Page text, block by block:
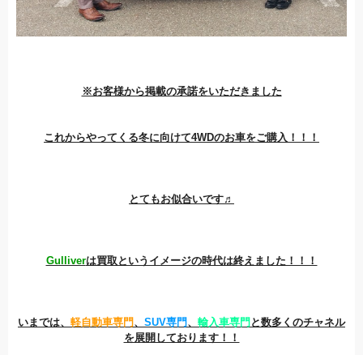
※お客様から掲載の承諾をいただきました
これからやってくる冬に向けて4WDのお車をご購入！！！
とてもお似合いです♬
Gulliverは買取というイメージの時代は終えました！！！
いまでは、 軽自動車専門、 SUV専門、 輸入車専門 と数多くのチャネル
を展開しております！！